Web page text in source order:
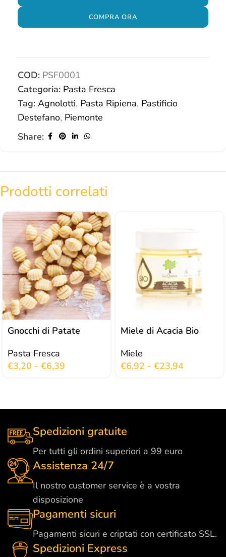
COMPRA ORA
COD: PSF0001
Categoria: Pasta Fresca
Tag: Agnolotti, Pasta Ripiena, Pastificio
Destefano, Piemonte
Share:
Prodotti correlati
Gnocchi di Patate
Pasta Fresca
€3,20 - €6,39
Miele di Acacia Bio
Miele
€6,92 - €23,94
Spedizioni gratuite
Per tutti gli ordini superiori a 99 euro
Assistenza 24/7
Il nostro customer service è a vostra
disposizione
Pagamenti sicuri
Pagamenti sicuri e criptati con certificato SSL.
Spedizioni Express